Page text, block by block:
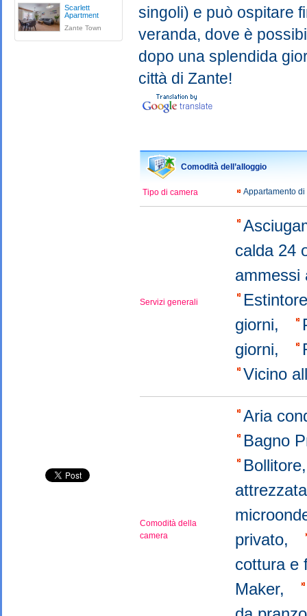
Scarlett
Apartment
Zante Town
singoli) e può ospitare
veranda, dove è
dopo una splendida
città di Zante!
Comodità dell’alloggio
Tipo di camera Appartamento
Servizi generali
calda 24
giorni,
giorni,
Vicino
Comodità della
camera
Aria
Bagno
privato,
cottura e
Maker,